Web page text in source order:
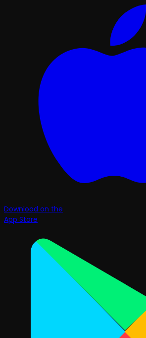
Download on the
App Store